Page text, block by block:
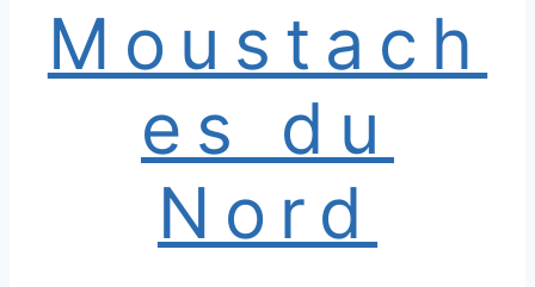
Moustach
es du
Nord